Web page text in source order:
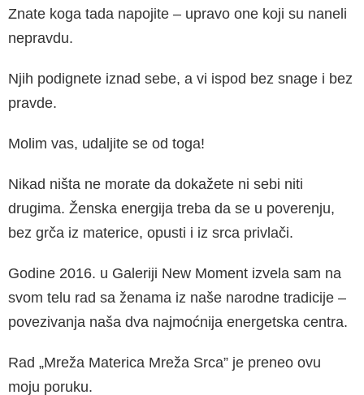
Znate koga tada napojite – upravo one koji su naneli
nepravdu.
Njih podignete iznad sebe, a vi ispod bez snage i bez
pravde.
Molim vas, udaljite se od toga!
Nikad ništa ne morate da dokažete ni sebi niti
drugima. Ženska energija treba da se u poverenju,
bez grča iz materice, opusti i iz srca privlači.
Godine 2016. u Galeriji New Moment izvela sam na
svom telu rad sa ženama iz naše narodne tradicije –
povezivanja naša dva najmoćnija energetska centra.
Rad „Mreža Materica Mreža Srca” je preneo ovu
moju poruku.